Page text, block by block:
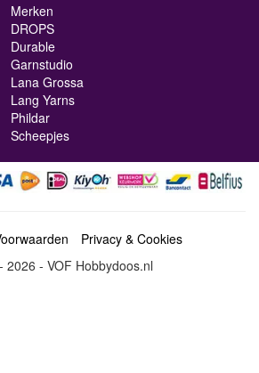
Merken
DROPS
Durable
Garnstudio
Lana Grossa
Lang Yarns
Phildar
Scheepjes
Privacy & Cookies
2026 - VOF Hobbydoos.nl